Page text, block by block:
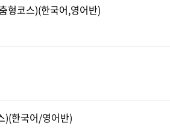
형코스)(한국어,영어반)
)(한국어/영어반)